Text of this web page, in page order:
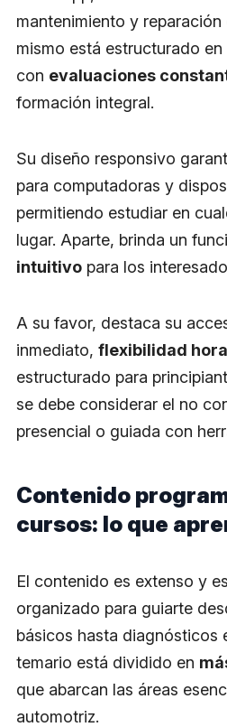
mantenimiento y reparación
mismo está estructurado
con evaluaciones
formación integral.
Su diseño responsivo
para computadoras y
permitiendo estudiar en
lugar. Aparte, brinda un
intuitivo para los
A su favor, destaca su
inmediato, flexibilidad
estructurado para
se debe considerar el no
presencial o guiada con
Contenido
cursos: lo que
El contenido es extenso y
organizado para guiarte
básicos hasta diagnósticos
temario está dividido en
que abarcan las áreas
automotriz.